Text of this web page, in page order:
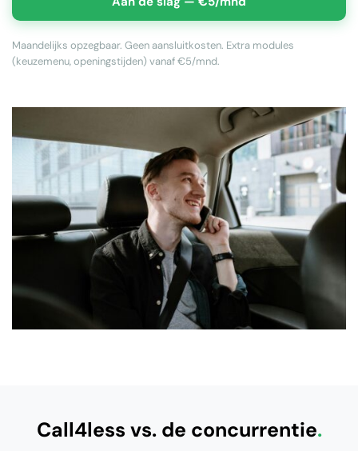
Maandelijks opzegbaar. Geen aansluitkosten. Extra modules
(keuzemenu, openingstijden) vanaf €5/mnd.
Call4less vs. de concurrentie.